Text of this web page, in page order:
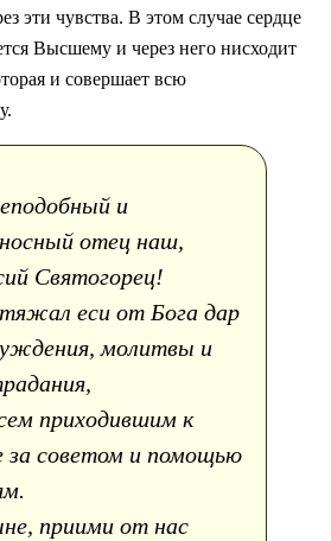
эти чувства. В этом случае сердце
Высшему и через него нисходит
и совершает всю
и
отец наш,
Святогорец!
еси от Бога дар
молитвы и
приходившим к
за советом и помощью
приими от нас